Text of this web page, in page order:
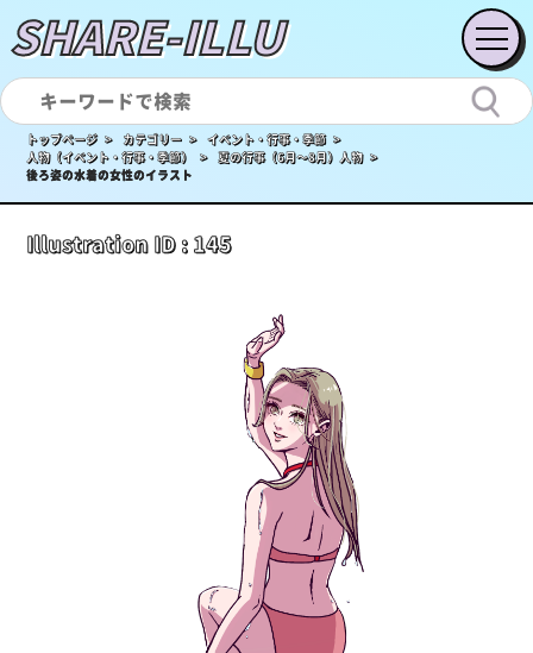
SHARE-ILLU
トップページ > カテゴリー >
イベント・行事・季節 >
人物（イベント・行事・季節） >
夏の行事（6月〜8月）人物 >
後ろ姿の水着の女性のイラスト
Illustration ID : 145